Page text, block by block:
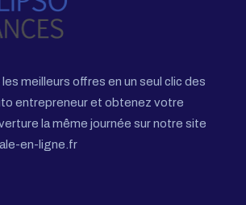
meilleurs offres en un seul clic des
entrepreneur et obtenez votre
la même journée sur notre site
en-ligne.fr